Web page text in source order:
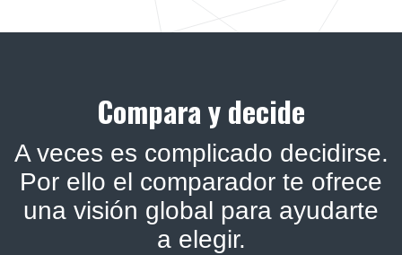
Compara y decide
A veces es complicado decidirse.
Por ello el comparador te ofrece
una visión global para ayudarte
a elegir.